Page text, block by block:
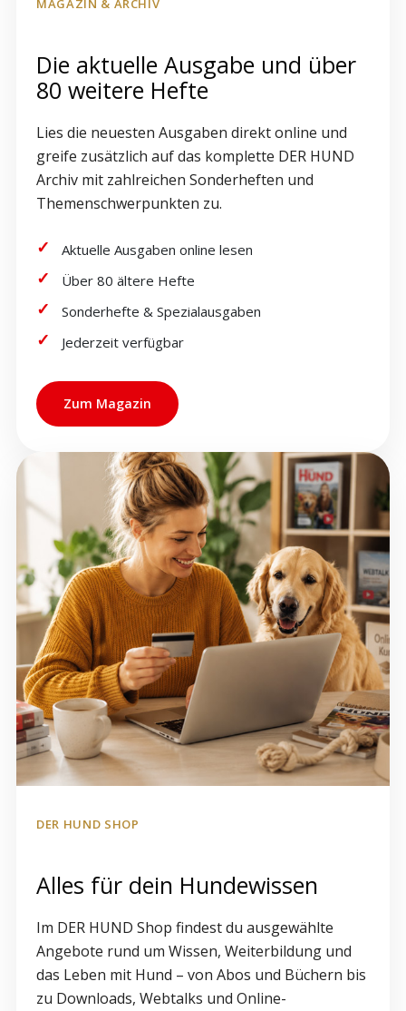
MAGAZIN & ARCHIV
Die aktuelle Ausgabe und über
80 weitere Hefte
Lies die neuesten Ausgaben direkt online und
greife zusätzlich auf das komplette DER HUND
Archiv mit zahlreichen Sonderheften und
Themenschwerpunkten zu.
Aktuelle Ausgaben online lesen
Über 80 ältere Hefte
Sonderhefte & Spezialausgaben
Jederzeit verfügbar
Zum Magazin
DER HUND SHOP
Alles für dein Hundewissen
Im DER HUND Shop findest du ausgewählte
Angebote rund um Wissen, Weiterbildung und
das Leben mit Hund – von Abos und Büchern bis
zu Downloads, Webtalks und Online-